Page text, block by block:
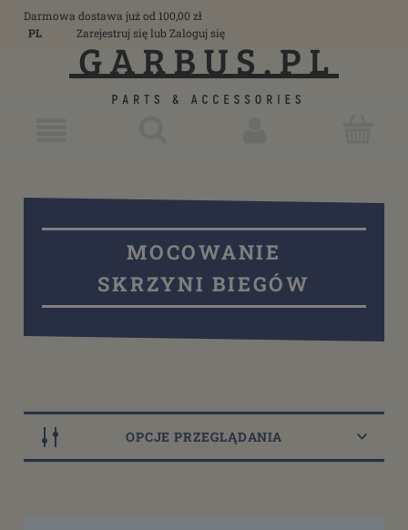
Darmowa dostawa już od 100,00 zł
PL
Zarejestruj sięlub Zaloguj się
MOCOWANIE
SKRZYNI BIEGÓW
OPCJE PRZEGLĄDANIA